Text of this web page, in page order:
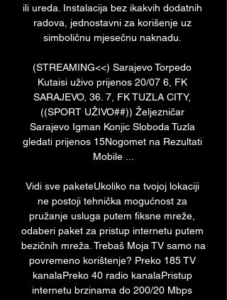
ili ureda. Instalacija bez ikakvih dodatnih
radova, jednostavni za korišenje uz
simboličnu mjesečnu naknadu.
(STREAMING<<) Sarajevo Torpedo
Kutaisi uživo prijenos 20/07 6, FK
SARAJEVO, 36. 7, FK TUZLA CITY,
((SPORT UŽIVO##)) Željezničar
Sarajevo Igman Konjic Sloboda Tuzla
gledati prijenos 15Nogomet na Rezultati
Mobile ...
Vidi sve paketeUkoliko na tvojoj lokaciji
ne postoji tehnička mogućnost za
pružanje usluga putem fiksne mreže,
odaberi paket za pristup internetu putem
bezičnih mreža. Trebaš Moja TV samo na
povremeno korištenje? Preko 185 TV
kanalaPreko 40 radio kanalaPristup
internetu brzinama do 200/20 Mbps